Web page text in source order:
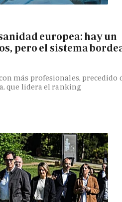
europea: hay un
pero el sistema
más profesionales, precedido
que lidera el ranking